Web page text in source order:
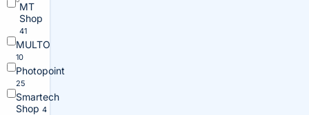
MT
Shop
41
MULTO
10
Photopoint
25
Smartech
Shop 4